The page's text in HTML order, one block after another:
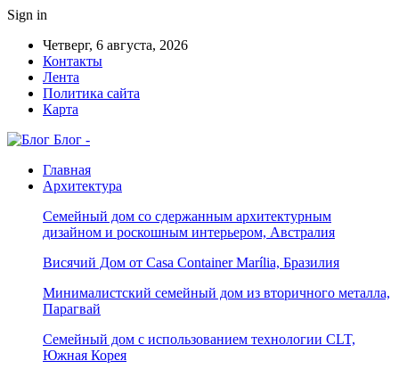
Sign in
Четверг, 6 августа, 2026
Контакты
Лента
Политика сайта
Карта
Блог -
Главная
Архитектура
Семейный дом со сдержанным архитектурным
дизайном и роскошным интерьером, Австралия
Висячий Дом от Casa Container Marília, Бразилия
Минималистский семейный дом из вторичного металла,
Парагвай
Семейный дом с использованием технологии CLT,
Южная Корея